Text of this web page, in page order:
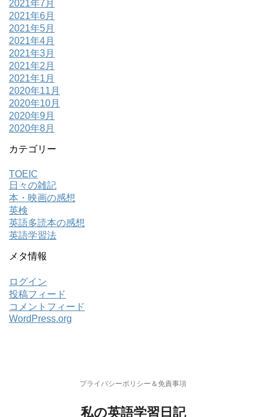
2021年7月
2021年6月
2021年5月
2021年4月
2021年3月
2021年2月
2021年1月
2020年11月
2020年10月
2020年9月
2020年8月
カテゴリー
TOEIC
日々の雑記
本・映画の感想
英検
英語多読本の感想
英語学習法
メタ情報
ログイン
投稿フィード
コメントフィード
WordPress.org
プライバシーポリシー＆免責事項
私の英語学習日記